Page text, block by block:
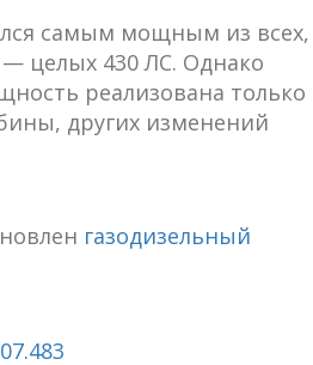
самым мощным из всех,
целых 430 ЛС. Однако
реализована только
других изменений
газодизельный